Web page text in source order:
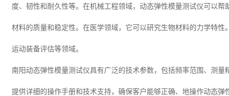
度、韧性和耐久性等。在机械工程领域，动态弹性模量测试仪可以
材料的质量和稳定性。在医学领域，它可以研究生物材料的力学特
运动装备评估等领域。
南阳动态弹性模量测试仪具有广泛的技术参数，包括频率范围、测
提供详细的操作手册和技术支持，确保客户能够正确、地操作动态弹